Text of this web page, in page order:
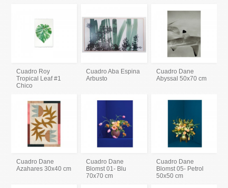
Cuadro Roy
Tropical Leaf #1
Chico
Cuadro Aba Espina
Arbusto
Cuadro Dane
Abyssal 50x70 cm
Cuadro Dane
Azahares 30x40 cm
Cuadro Dane
Blomst 01- Blu
70x70 cm
Cuadro Dane
Blomst 05- Petrol
50x50 cm